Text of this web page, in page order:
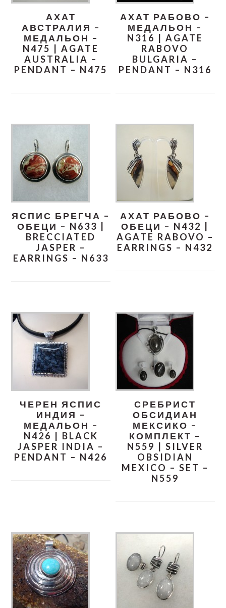
АХАТ
АВСТРАЛИЯ –
МЕДАЛЬОН –
N475 | AGATE
AUSTRALIA –
PENDANT – N475
АХАТ РАБОВО –
МЕДАЛЬОН –
N316 | AGATE
RABOVO
BULGARIA –
PENDANT – N316
ЯСПИС БРЕГЧА –
ОБЕЦИ – N633 |
BRECCIATED
JASPER –
EARRINGS – N633
АХАТ РАБОВО –
ОБЕЦИ – N432 |
AGATE RABOVO –
EARRINGS – N432
ЧЕРЕН ЯСПИС
ИНДИЯ –
МЕДАЛЬОН –
N426 | BLACK
JASPER INDIA –
PENDANT – N426
СРЕБРИСТ
ОБСИДИАН
МЕКСИКО –
КОМПЛЕКТ –
N559 | SILVER
OBSIDIAN
MEXICO – SET –
N559